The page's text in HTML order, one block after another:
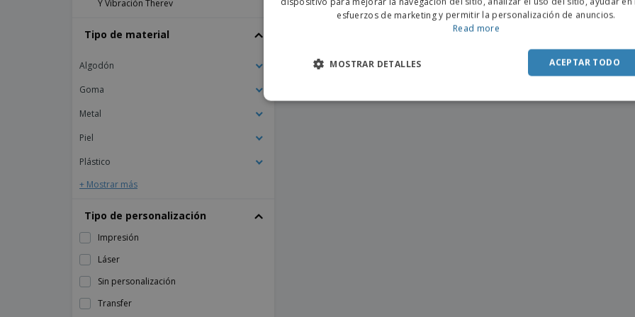
Y Vibración Therey
Compresión De Aire 4 En 1 Eyesky
Electromagnético De Cuello Y Espalda
Shiatsu 2 En 1 Futsa
Innovagoods | Parche De Recambio Para
(Pack De 2)
Tipo de material
Algodón
Goma
Metal
Piel
Plástico
+ Mostrar más
Tipo de personalización
Impresión
Láser
Sin personalización
Transfer
esfuerzos de marketing y permitir la personalización de anuncios.
Read more
ACEPTAR TODO
MOSTRAR DETALLES